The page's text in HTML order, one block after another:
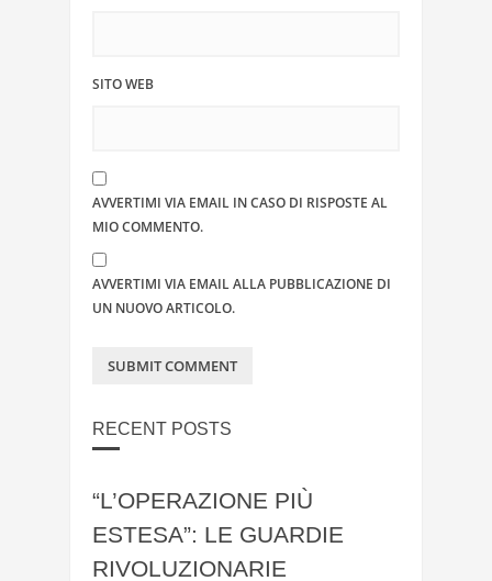
SITO WEB
AVVERTIMI VIA EMAIL IN CASO DI RISPOSTE AL
MIO COMMENTO.
AVVERTIMI VIA EMAIL ALLA PUBBLICAZIONE DI
UN NUOVO ARTICOLO.
RECENT POSTS
“L’OPERAZIONE PIÙ
ESTESA”: LE GUARDIE
RIVOLUZIONARIE